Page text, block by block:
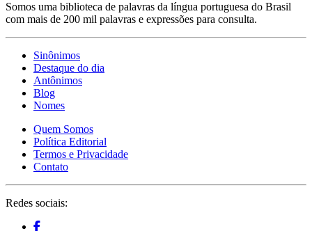
Somos uma biblioteca de palavras da língua portuguesa do Brasil
com mais de 200 mil palavras e expressões para consulta.
Sinônimos
Destaque do dia
Antônimos
Blog
Nomes
Quem Somos
Política Editorial
Termos e Privacidade
Contato
Redes sociais: